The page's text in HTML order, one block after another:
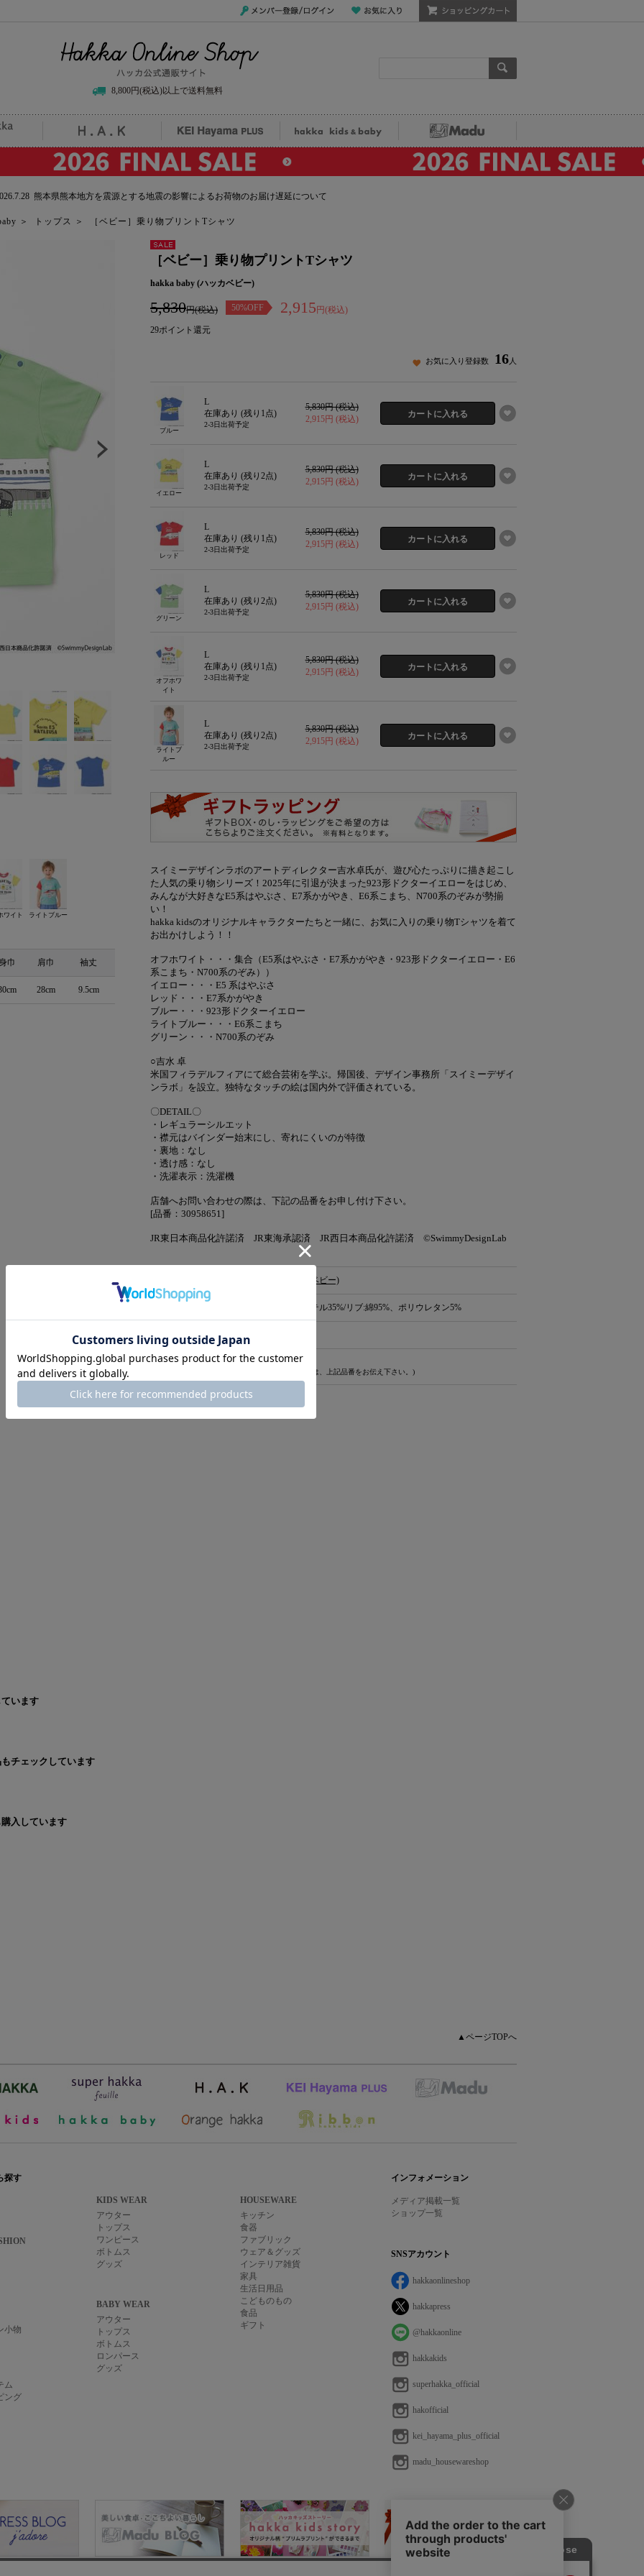
8,800円(税込)以上で送料無料
H.A.K KEI Hayama PLUS Madu
熊本県熊本地方を震源とする地震の影響によるお荷物のお届け遅延について
＞ トップス ＞ ［ベビー］乗り物プリントTシャツ
ワイト ライトブルー
巾 肩巾 袖丈
28cm 9.5cm
セール
［ベビー］乗り物プリントTシャツ
hakka baby (ハッカベビー)
5,830円(税込) 50%OFF 2,915 円(税込)
29ポイント還元
お気に入り登録数 16 人
ブルー
L
在庫あり (残り 1点)
2-3日出荷予定
5,830円 (税込)
2,915円 (税込)
イエロー
L
在庫あり (残り 2点)
2-3日出荷予定
5,830円 (税込)
2,915円 (税込)
レッド
L
在庫あり (残り 1点)
2-3日出荷予定
5,830円 (税込)
2,915円 (税込)
グリーン
L
在庫あり (残り 2点)
2-3日出荷予定
5,830円 (税込)
2,915円 (税込)
オフホワ
イト
L
在庫あり (残り 1点)
2-3日出荷予定
5,830円 (税込)
2,915円 (税込)
ライトブ
ルー
L
在庫あり (残り 2点)
2-3日出荷予定
5,830円 (税込)
2,915円 (税込)
スイミーデザインラボのアートディレクター吉水卓氏が、遊び心たっぷりに描き起こし
た人気の乗り物シリーズ！2025年に引退が決まった923形ドクターイエローをはじめ、
みんなが大好きなE5系はやぶさ、E7系かがやき、E6系こまち、N700系のぞみが勢揃
い！
hakka kidsのオリジナルキャラクターたちと一緒に、お気に入りの乗り物Tシャツを着て
お出かけしよう！！
オフホワイト・・・集合（E5系はやぶさ・E7系かがやき・923形ドクターイエロー・E6
系こまち・N700系のぞみ））
イエロー・・・E5 系はやぶさ
レッド・・・E7系かがやき
ブルー・・・923形ドクターイエロー
ライトブルー・・・E6系こまち
グリーン・・・N700系のぞみ
○吉水 卓
米国フィラデルフィアにて総合芸術を学ぶ。帰国後、デザイン事務所「スイミーデザイ
ンラボ」を設立。独特なタッチの絵は国内外で評価されている。
〇DETAIL〇
・レギュラーシルエット
・襟元はバインダー始末にし、寄れにくいのが特徴
・裏地：なし
・透け感：なし
・洗濯表示：洗濯機
店舗へお問い合わせの際は、下記の品番をお申し付け下さい。
[品番：30958651]
JR東日本商品化許諾済 JR東海承認済 JR西日本商品化許諾済 ©SwimmyDesignLab
トップス(ベビー)
本体:綿65%、ポリエステル35%/リブ:綿95%、ポリウレタン5%
商品コード 30958651
(店舗でお問い合わせの際には、上記品番をお伝え下さい。)
返品について
います
チェックしています
入しています
▲ページTOPへ
探す
小物
ム
ング
KIDS WEAR
アウター
トップス
ワンピース
ボトムス
グッズ
BABY WEAR
アウター
トップス
ボトムス
ロンパース
グッズ
HOUSEWARE
キッチン
食器
ファブリック
ウェア＆グッズ
インテリア雑貨
家具
生活日用品
こどものもの
食品
ギフト
インフォメーション
メディア掲載一覧
ショップ一覧
SNSアカウント
hakkaonlineshop
hakkapress
@hakkaonline
hakkakids
superhakka_official
hakofficial
kei_hayama_plus_official
madu_housewareshop